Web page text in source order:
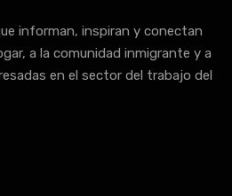
informan, inspiran y conectan
a la comunidad inmigrante y a
en el sector del trabajo del